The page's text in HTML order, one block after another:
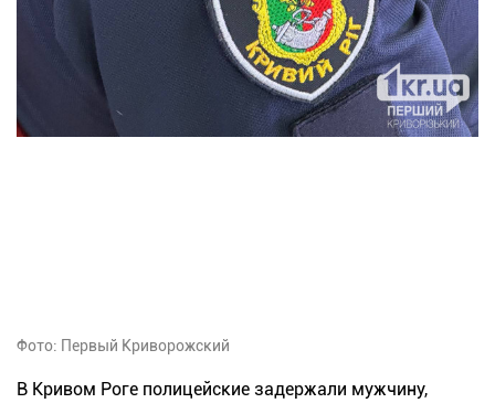
Фото: Первый Криворожский
В Кривом Роге полицейские задержали мужчину,